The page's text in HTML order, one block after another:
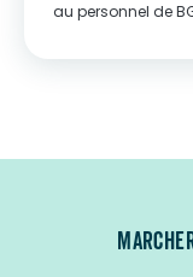
au personnel de